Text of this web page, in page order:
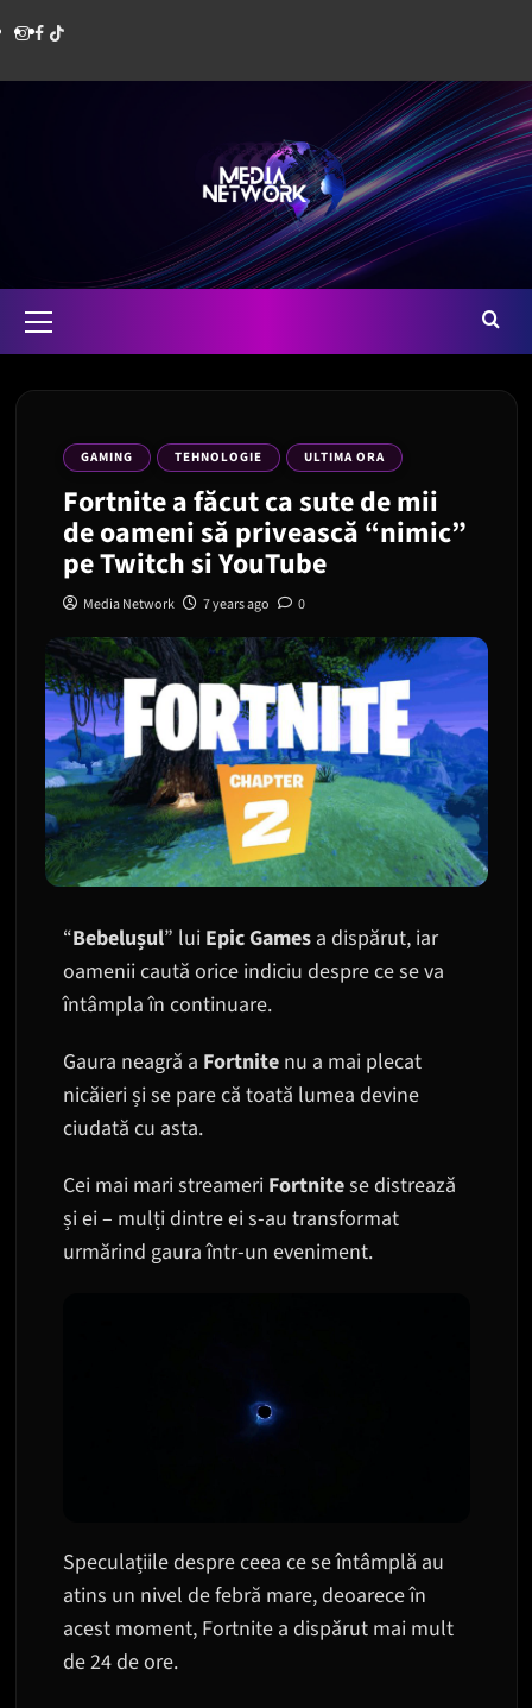
toInstagram
Facebook
Media
Menu
GAMING TEHNOLOGIE ULTIMA ORA
Fortnite a făcut ca sute de mii
de oameni să privească “nimic”
pe Twitch si YouTube
Media Network 7 years ago 0
“Bebelușul” lui Epic Gamesa dispărut, iar
oamenii caută orice indiciu despre ce se va
întâmpla în continuare.
Gaura neagră a Fortnite nu a mai plecat
nicăieri și se pare că toată lumea devine
ciudată cu asta.
Cei mai mari streameri Fortnitese distrează
și ei – mulți dintre ei s-au transformat
urmărind gaura într-un eveniment.
Speculațiile despre ceea ce se întâmplă au
atins un nivel de febră mare, deoarece în
acest moment, Fortnite a dispărut mai mult
de 24 de ore.